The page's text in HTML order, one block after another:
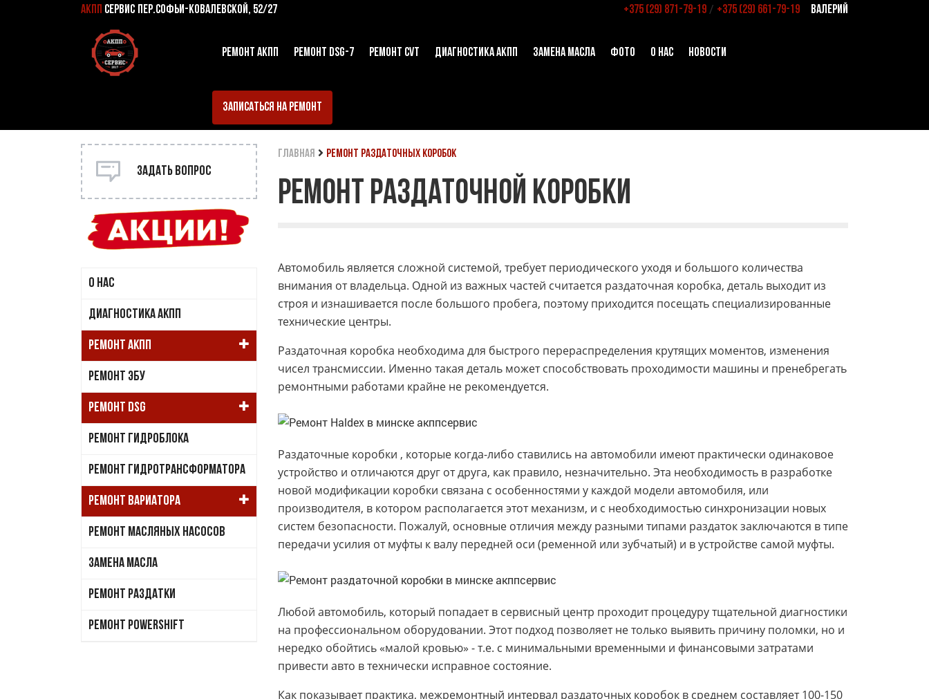
АКПП СЕРВИС ПЕР.СОФЬИ-КОВАЛЕВСКОЙ, 52/27 +375 (29) 871-79-19/ +375 (29) 661-79-19 ВАЛЕРИЙ
РЕМОНТ АКПП РЕМОНТ DSG-7 РЕМОНТ CVT ДИАГНОСТИКА АКПП ЗАМЕНА МАСЛА ФОТО О НАС НОВОСТИ
ЗАПИСАТЬСЯ НА РЕМОНТ
Задать вопрос
О НАС
ДИАГНОСТИКА АКПП
РЕМОНТ АКПП
РЕМОНТ ЭБУ
РЕМОНТ DSG
РЕМОНТ ГИДРОБЛОКА
РЕМОНТ ГИДРОТРАНСФОРМАТОРА
РЕМОНТ ВАРИАТОРА
РЕМОНТ МАСЛЯНЫХ НАСОСОВ
ЗАМЕНА МАСЛА
РЕМОНТ РАЗДАТКИ
РЕМОНТ POWERSHIFT
главная ремонт раздаточных коробок
РЕМОНТ РАЗДАТОЧНОЙ КОРОБКИ
Автомобиль является сложной системой, требует периодического уходя и большого количества
внимания от владельца. Одной из важных частей считается раздаточная коробка, деталь выходит из
строя и изнашивается после большого пробега, поэтому приходится посещать специализированные
технические центры.
Раздаточная коробка необходима для быстрого перераспределения крутящих моментов, изменения
чисел трансмиссии. Именно такая деталь может способствовать проходимости машины и пренебрегать
ремонтными работами крайне не рекомендуется.
Раздаточные коробки , которые когда-либо ставились на автомобили имеют практически одинаковое
устройство и отличаются друг от друга, как правило, незначительно. Эта необходимость в разработке
новой модификации коробки связана с особенностями у каждой модели автомобиля, или
производителя, в котором располагается этот механизм, и с необходимостью синхронизации новых
систем безопасности. Пожалуй, основные отличия между разными типами раздаток заключаются в типе
передачи усилия от муфты к валу передней оси (ременной или зубчатый) и в устройстве самой муфты.
Любой автомобиль, который попадает в сервисный центр проходит процедуру тщательной диагностики
на профессиональном оборудовании. Этот подход позволяет не только выявить причину поломки, но и
нередко обойтись «малой кровью» - т.е. с минимальными временными и финансовыми затратами
привести авто в технически исправное состояние.
Как показывает практика, межремонтный интервал раздаточных коробок в среднем составляет 100-150